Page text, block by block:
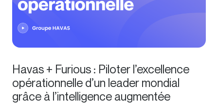
Havas + Furious : Piloter l’excellence
opérationnelle d’un leader mondial
grâce à l’intelligence augmentée